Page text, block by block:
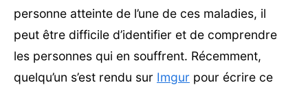
personne atteinte de l’une de ces maladies, il
peut être difficile d’identifier et de comprendre
les personnes qui en souffrent. Récemment,
quelqu’un s’est rendu sur Imgur pour écrire ce